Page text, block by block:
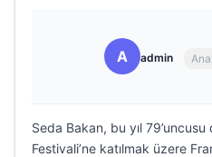
A admin
Seda Bakan, bu yıl
Festivali’ne katılmak üzere